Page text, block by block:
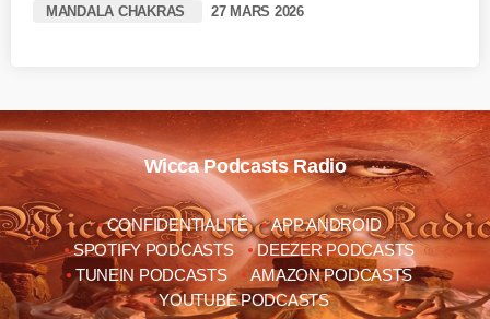
MANDALA CHAKRAS 27 MARS 2026
Wicca Podcasts Radio
CONFIDENTIALITÉ
APP ANDROID
SPOTIFY PODCASTS
DEEZER PODCASTS
TUNEIN PODCASTS
AMAZON PODCASTS
YOUTUBE PODCASTS